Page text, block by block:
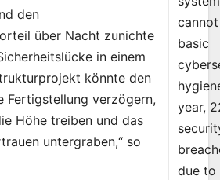
den
über Nacht zunichte
in einem
könnte den
Fertigstellung verzögern,
Höhe treiben und das
untergraben,“ so
basic
year,
due to